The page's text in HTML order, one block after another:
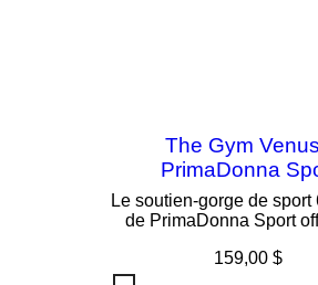
The Gym Venus
PrimaDonna
Le soutien-gorge de sport
de PrimaDonna Sport
Prix
159,00 $